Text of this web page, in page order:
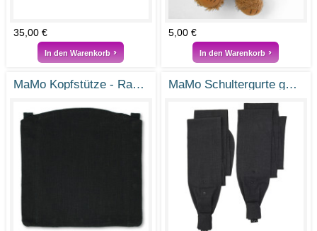
35,00 €
In den Warenkorb
5,00 €
In den Warenkorb
MaMo Kopfstütze - Ramie Tiefschwarz MaMo Schultergurte gefächert - Ramie Tiefschwarz V3